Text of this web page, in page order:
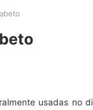
usadas no